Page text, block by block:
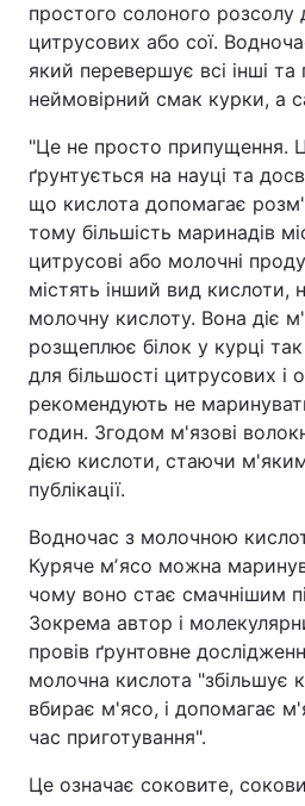
простого солоного розсолу
цитрусових або сої.
який перевершує всі інші та
неймовірний смак курки, а
"Це не просто припущення.
ґрунтується на науці та
що кислота допомагає
тому більшість маринадів
цитрусові або молочні
містять інший вид кислоти,
молочну кислоту. Вона діє
розщеплює білок у курці
для більшості цитрусових і
рекомендують не
годин. Згодом м'язові
дією кислоти, стаючи
публікації.
Водночас з молочною
Куряче мʼясо можна
чому воно стає смачнішим
Зокрема автор і
провів ґрунтовне
молочна кислота "збільшує
вбирає м'ясо, і допомагає
час приготування".
Це означає соковите,